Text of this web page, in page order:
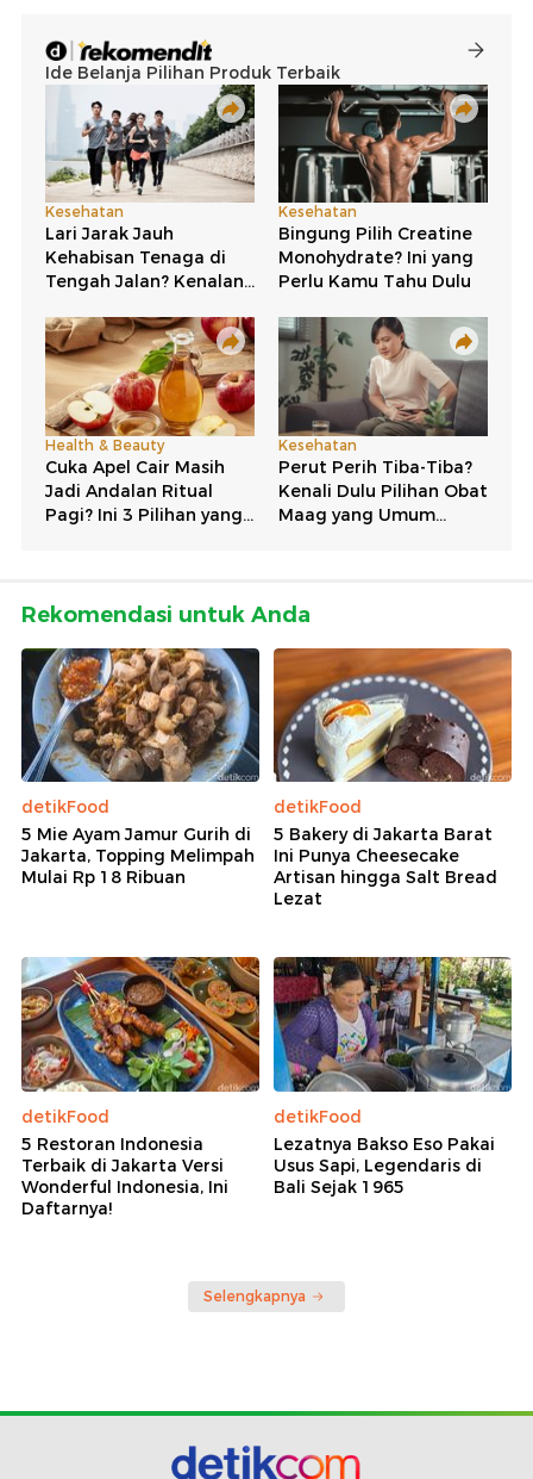
Rekomendasi untuk Anda
detikFood
5 Mie Ayam Jamur Gurih di
Jakarta, Topping Melimpah
Mulai Rp 18 Ribuan
detikFood
5 Bakery di Jakarta Barat
Ini Punya Cheesecake
Artisan hingga Salt Bread
Lezat
detikFood
5 Restoran Indonesia
Terbaik di Jakarta Versi
Wonderful Indonesia, Ini
Daftarnya!
detikFood
Lezatnya Bakso Eso Pakai
Usus Sapi, Legendaris di
Bali Sejak 1965
Selengkapnya